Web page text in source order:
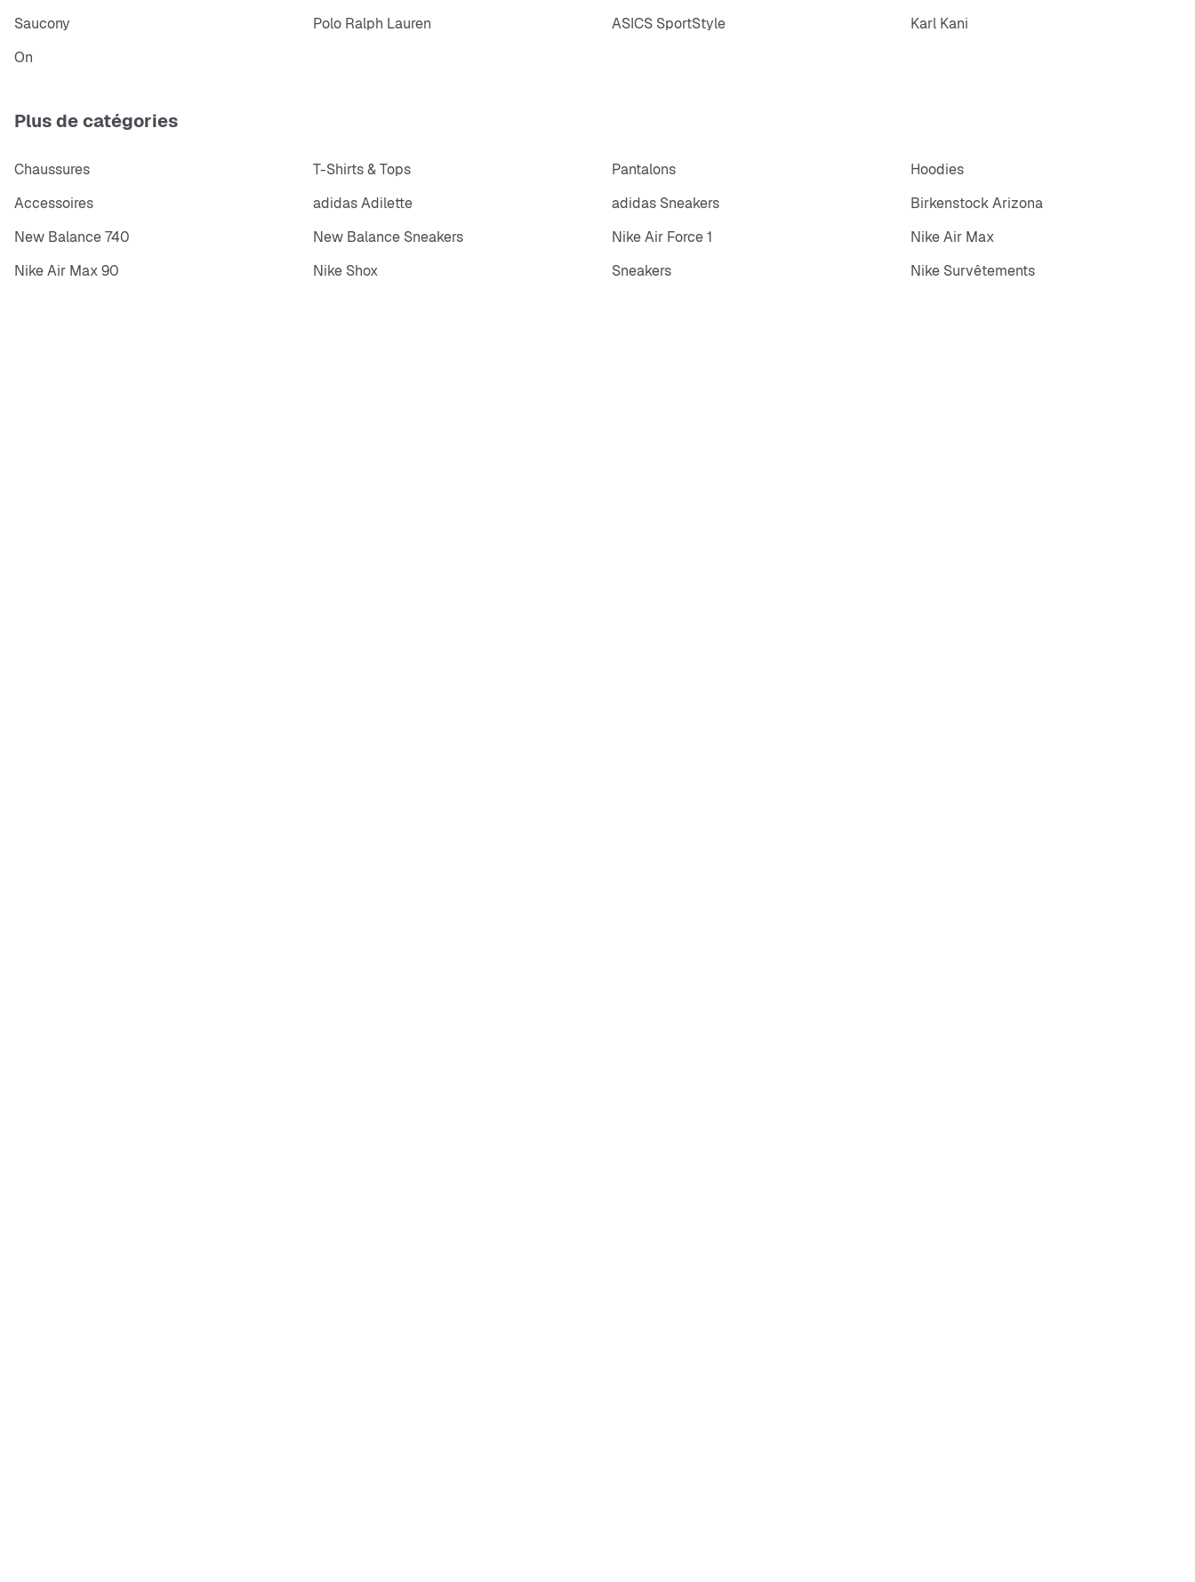
Saucony
Polo Ralph Lauren ASICS SportStyle
Karl Kani
On
Plus de catégories
Chaussures T-Shirts & Tops Pantalons
Hoodies
Accessoires
adidas Adilette adidas Sneakers
Birkenstock Arizona
New Balance 740
New Balance Sneakers Nike Air Force 1
Nike Air Max
Nike Air Max 90
Nike Shox Sneakers Nike Survêtements